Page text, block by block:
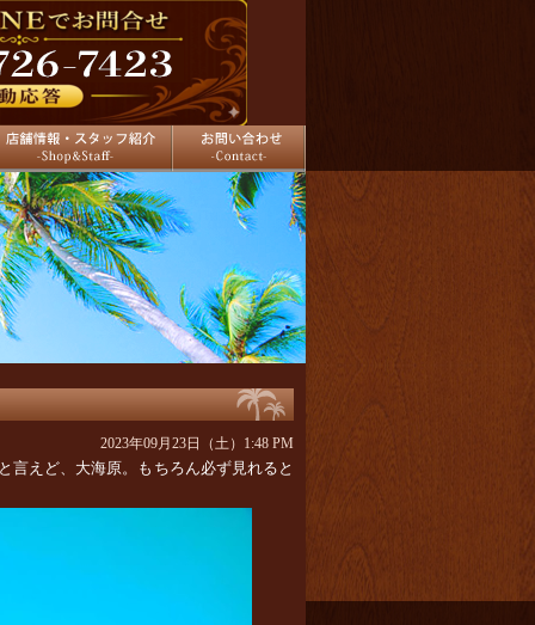
情報 お問い合わせ
2023年09月23日（土）1:48 PM
言えど、大海原。もちろん必ず見れると